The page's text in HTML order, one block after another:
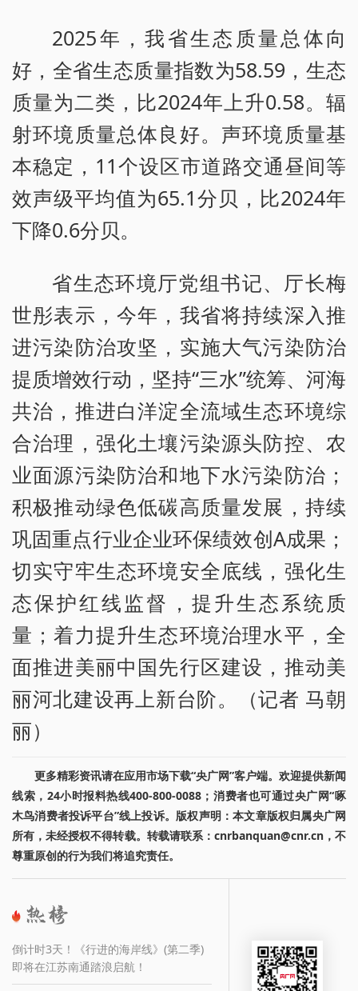
2025年，我省生态质量总体向
好，全省生态质量指数为58.59，生态
质量为二类，比2024年上升0.58。辐
射环境质量总体良好。声环境质量基
本稳定，11个设区市道路交通昼间等
效声级平均值为65.1分贝，比2024年
下降0.6分贝。
省生态环境厅党组书记、厅长梅
世彤表示，今年，我省将持续深入推
进污染防治攻坚，实施大气污染防治
提质增效行动，坚持“三水”统筹、河海
共治，推进白洋淀全流域生态环境综
合治理，强化土壤污染源头防控、农
业面源污染防治和地下水污染防治；
积极推动绿色低碳高质量发展，持续
巩固重点行业企业环保绩效创A成果；
切实守牢生态环境安全底线，强化生
态保护红线监督，提升生态系统质
量；着力提升生态环境治理水平，全
面推进美丽中国先行区建设，推动美
丽河北建设再上新台阶。（记者 马朝
丽）
更多精彩资讯请在应用市场下载“央广网”客户端。欢迎提供新闻
线索，24小时报料热线400-800-0088；消费者也可通过央广网“啄
木鸟消费者投诉平台”线上投诉。版权声明：本文章版权归属央广网
所有，未经授权不得转载。转载请联系：cnrbanquan@cnr.cn，不
尊重原创的行为我们将追究责任。
倒计时3天！《行进的海岸线》(第二季)
即将在江苏南通踏浪启航！